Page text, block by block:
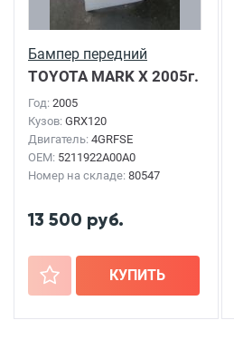
Бампер передний
TOYOTA MARK X 2005г.
Год: 2005
Кузов: GRX120
Двигатель: 4GRFSE
OEM: 5211922A00A0
Номер на складе: 80547
13 500 руб.
+ КУПИТЬ